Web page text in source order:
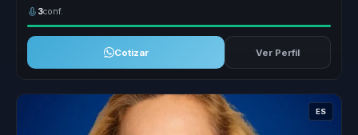
3conf.
Cotizar Ver Perfil
ES